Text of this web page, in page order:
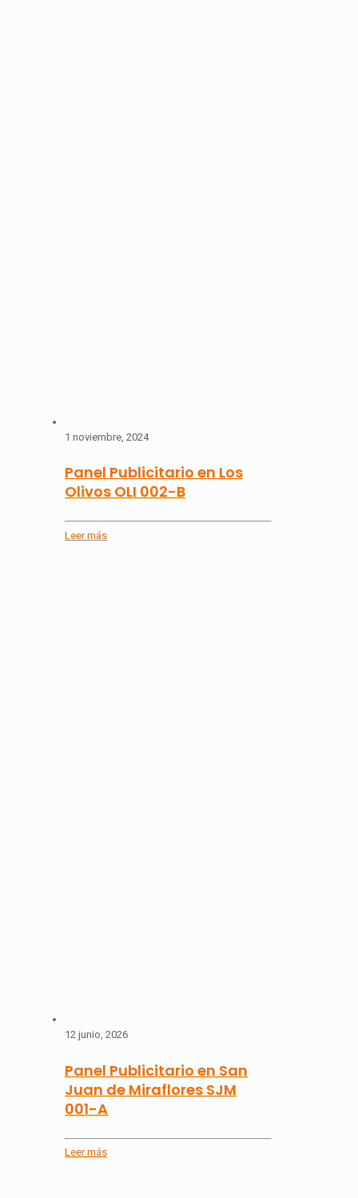
1 noviembre, 2024
Panel Publicitario en Los
Olivos OLI 002-B
Leer más
12 junio, 2026
Panel Publicitario en San
Juan de Miraflores SJM
001-A
Leer más